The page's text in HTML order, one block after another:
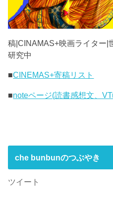
稿|CINAMAS+映画ライター|
研究中
■CINEMAS+寄稿リスト
■noteページ(読書感想文、
che bunbunのつぶやき
ツイート